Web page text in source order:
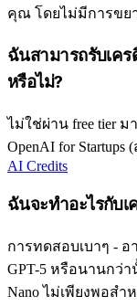
คุณ โดยไม่มีการขย
ฉันสามารถรับเคร
หรือไม่?
ไม่ใช่ผ่าน free tier
OpenAI for
AI Credits
ฉันจะทำอะไรกับเ
การทดสอบเบาๆ -
GPT-5 หรือนานกว่
Nano ไม่เพียงพอสำ